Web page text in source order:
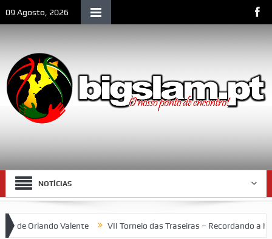
09 Agosto, 2026
NOTÍCIAS
Valente VII Torneio das Traseiras – Recordando a homenagem